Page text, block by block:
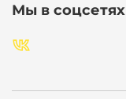
Мы в соцсетях